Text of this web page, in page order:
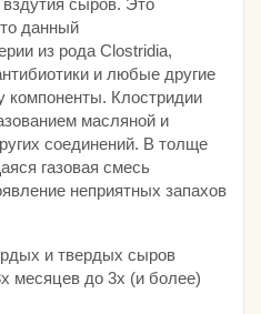
данный
из рода Clostridia,
и любые другие
Клостридии
масляной и
соединений. В толще
газовая смесь
неприятных запахов
и твердых сыров
месяцев до 3х (и более)